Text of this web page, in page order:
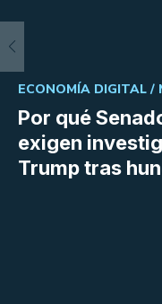
Por qué
exigen
Trump tras
ECONOMÍA DIGITAL /